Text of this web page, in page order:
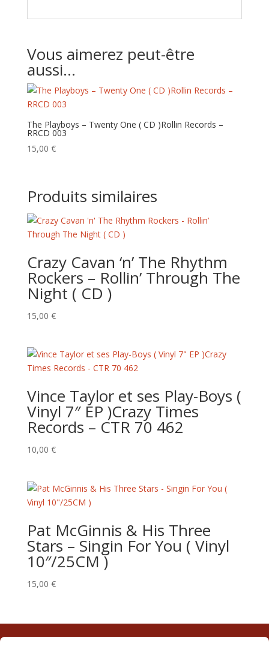
Vous aimerez peut-être
aussi…
The Playboys – Twenty One ( CD ) Rollin Records –
RRCD 003
15,00 €
Produits similaires
Crazy Cavan ‘n’ The Rhythm
Rockers – Rollin’ Through The
Night ( CD )
15,00 €
Vince Taylor et ses Play-Boys (
Vinyl 7″ EP )Crazy Times
Records – CTR 70 462
10,00 €
Pat McGinnis & His Three
Stars – Singin For You ( Vinyl
10″/25CM )
15,00 €